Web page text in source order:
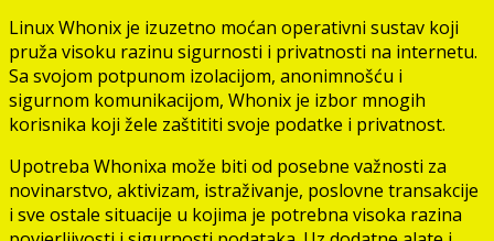
Linux Whonix je izuzetno moćan operativni sustav koji
pruža visoku razinu sigurnosti i privatnosti na internetu.
Sa svojom potpunom izolacijom, anonimnošću i
sigurnom komunikacijom, Whonix je izbor mnogih
korisnika koji žele zaštititi svoje podatke i privatnost.
Upotreba Whonixa može biti od posebne važnosti za
novinarstvo, aktivizam, istraživanje, poslovne transakcije
i sve ostale situacije u kojima je potrebna visoka razina